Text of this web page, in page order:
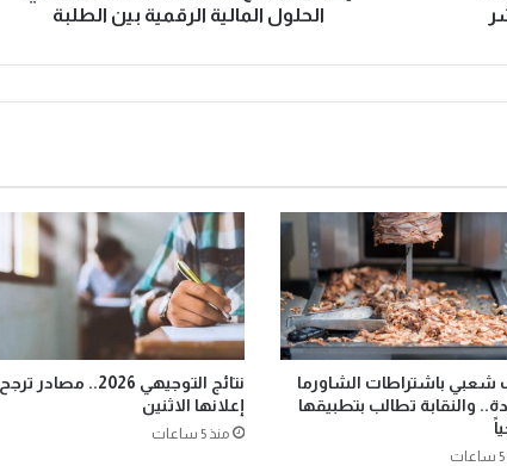
الحلول المالية الرقمية بين الطلبة
شعبي باشتراطات الشاورما
والنقابة تطالب بتطبيقها
نتائج التوجيهي 2026.. مصادر ترجح
إعلانها الاثنين
منذ 5 ساعات